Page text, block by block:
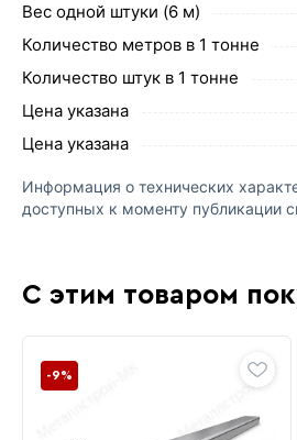
Вес одной штуки (6 м)
Количество метров в 1 тонне
Количество штук в 1 тонне
Цена указана
Цена указана
Информация о технических
доступных к моменту публикации
С этим товаром
-9%